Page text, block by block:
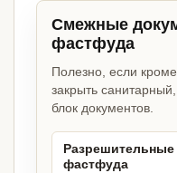
Смежные
фастфуда
Полезно, если
закрыть
блок документов.
фастфуда